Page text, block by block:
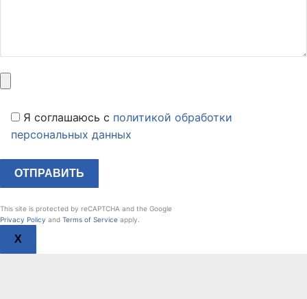
Я соглашаюсь c политикой обработки
персональных данных
This site is protected by reCAPTCHA and the Google
Privacy Policy and Terms of Service apply.
X